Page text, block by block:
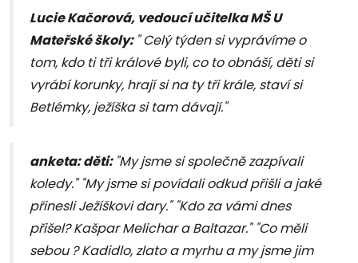
Lucie Kačorová, vedoucí učitelka MŠ U
Mateřské školy: " Celý týden si vyprávíme o
tom, kdo ti tři králové byli, co to obnáší, děti si
vyrábí korunky, hrají si na ty tři krále, staví si
Betlémky, ježíška si tam dávají."
anketa: děti: "My jsme si společně zazpívali
koledy." "My jsme si povídali odkud přišli a jaké
přinesli Ježíškovi dary." "Kdo za vámi dnes
přišel? Kašpar Melichar a Baltazar." "Co měli
sebou ? Kadidlo, zlato a myrhu a my jsme jim